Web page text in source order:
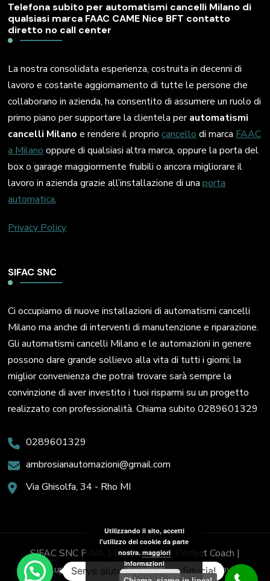
Telefona subito per automatismi cancelli Milano di
qualsiasi marca FAAC CAME Nice BFT contatto
diretto no call center
La nostra consolidata esperienza, costruita in decenni di
lavoro e costante aggiornamento di tutte le persone che
collaborano in azienda, ha consentito di assumere un ruolo di
primo piano per supportare la clientela perautomatismi
cancelli Milano e rendere il propriocancello di marca FAAC
a Milano oppure di qualsiasi altra marca, oppure la porta del
box o garage maggiormente fruibili o ancora migliorare il
lavoro in azienda grazie all’installazione di unaporta
automatica.
Privacy Policy
SIFAC SNC
Ci occupiamo di nuove installazioni di automatismi cancelli
Milano ma anche di interventi di manutenzione e riparazione.
Gli automatismi cancelli Milano e le automazioni in genere
possono dare grande sollievo alla vita di tutti i giorni; la
miglior convenienza che potrai trovare sarà sempre la
convinzione di aver investito i tuoi risparmi su un progetto
realizzato con professionalità. Chiama subito 0289601329
0289601329
ambrosianautomazioni@gmail.com
Via Ghisolfa, 34 - Rho MI
SIFAC SNC P.IVA 11437470153
Perfect Coach |
Sviluppato da Blossom Themes. Powered by
Serve aiuto? Chiedi con fiducia!
Utilizzando il sito, accetti
l'utilizzo dei cookie da parte
nostra. maggiori
informazioni
ACCETTO